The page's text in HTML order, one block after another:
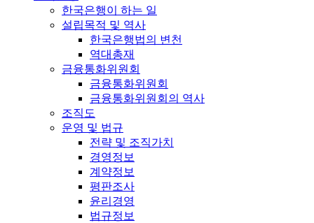
한국은행이 하는 일
설립목적 및 역사
한국은행법의 변천
역대총재
금융통화위원회
금융통화위원회
금융통화위원회의 역사
조직도
운영 및 법규
전략 및 조직가치
경영정보
계약정보
평판조사
윤리경영
법규정보